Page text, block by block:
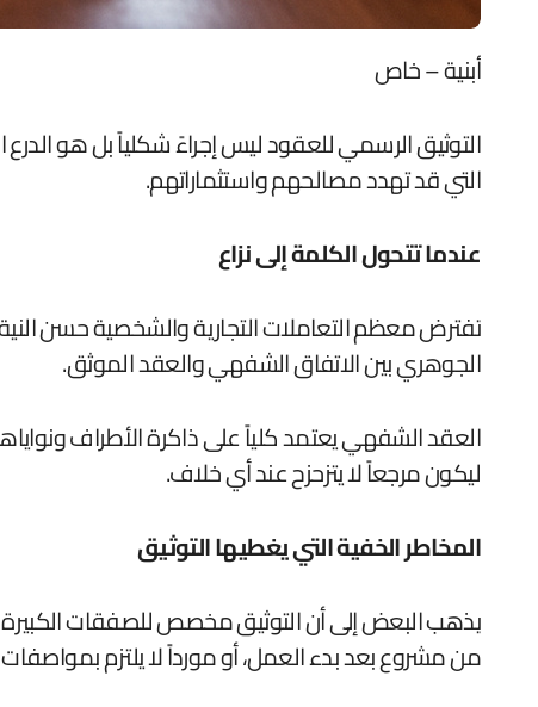
أبنية – خاص
التوثيق الرسمي للعقود ليس إجراءً شكلياً بل هو الدرع
التي قد تهدد مصالحهم واستثماراتهم.
عندما تتحول الكلمة إلى نزاع
تفترض معظم التعاملات التجارية والشخصية حسن النية.
الجوهري بين الاتفاق الشفهي والعقد الموثق.
العقد الشفهي يعتمد كلياً على ذاكرة الأطراف
ليكون مرجعاً لا يتزحزح عند أي خلاف.
المخاطر الخفية التي يغطيها التوثيق
يذهب البعض إلى أن التوثيق مخصص للصفقات
من مشروع بعد بدء العمل، أو مورداً لا يلتزم